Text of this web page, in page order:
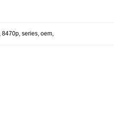
, 8470p, series, oem,